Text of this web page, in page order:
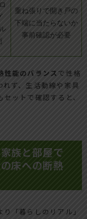
重ね張りで開き戸の
下端に当たらないか
事前確認が必要
性能のバランス で性格
ず、生活動線や家具
ットで確認すると、
族と部屋で
床への断熱
「暮らしのリアル」